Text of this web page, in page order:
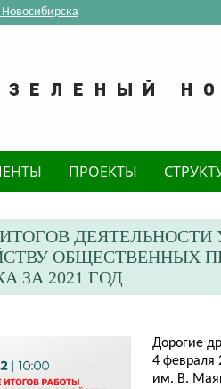
ПРОЕКТЫ
ДЕЯТЕЛЬНОСТИ
ОБЩЕСТВЕННЫХ
ЗА 2021 ГОД
Дорогие
4 февраля
им. В.